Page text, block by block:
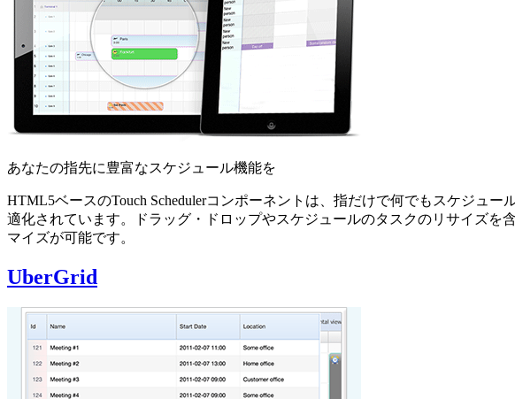
あなたの指先に豊富なスケジュール機能を
HTML5ベースのTouch Schedulerコンポーネントは、指だけで何でもスケジュ
適化されています。ドラッグ・ドロップやスケジュールのタスクのリサイズを
マイズが可能です。
UberGrid